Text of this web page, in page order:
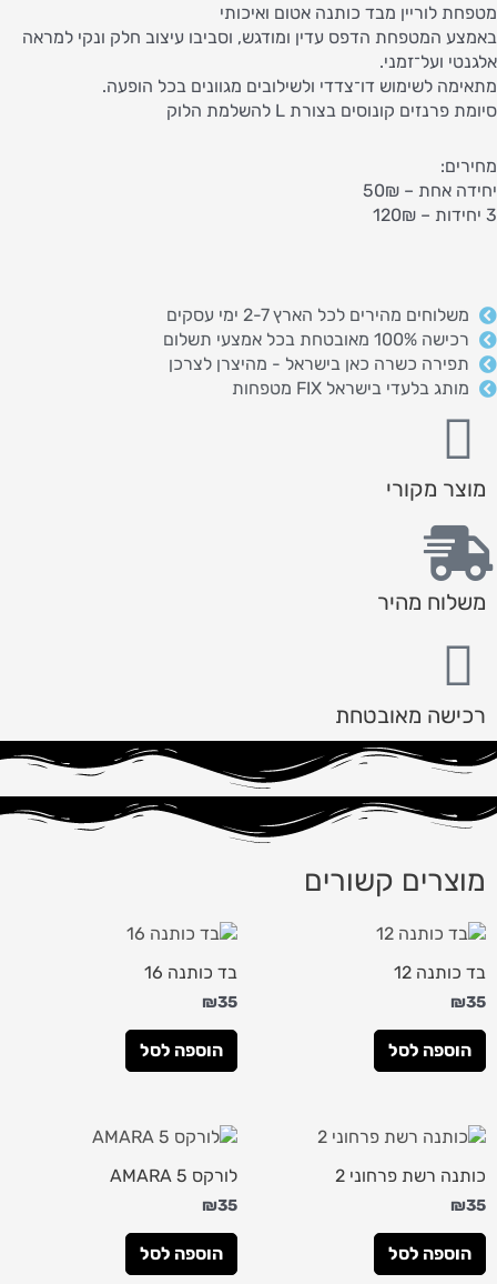
מטפחת לוריין מבד כותנה אטום ואיכותי
באמצע המטפחת הדפס עדין ומודגש, וסביבו עיצוב חלק ונקי למראה
אלגנטי ועל־זמני.
מתאימה לשימוש דו־צדדי ולשילובים מגוונים בכל הופעה.
סיומת פרנזים קונוסים בצורת L להשלמת הלוק
מחירים:
יחידה אחת – 50₪
3 יחידות – 120₪
משלוחים מהירים לכל הארץ 2-7 ימי עסקים
רכישה 100% מאובטחת בכל אמצעי תשלום
תפירה כשרה כאן בישראל - מהיצרן לצרכן
מותג בלעדי בישראל FIX מטפחות
מוצר מקורי
משלוח מהיר
רכישה מאובטחת
מוצרים קשורים
בד כותנה 12
₪35
הוספה לסל
בד כותנה 16
₪35
הוספה לסל
כותנה רשת פרחוני 2
₪35
הוספה לסל
לורקס AMARA 5
₪35
הוספה לסל